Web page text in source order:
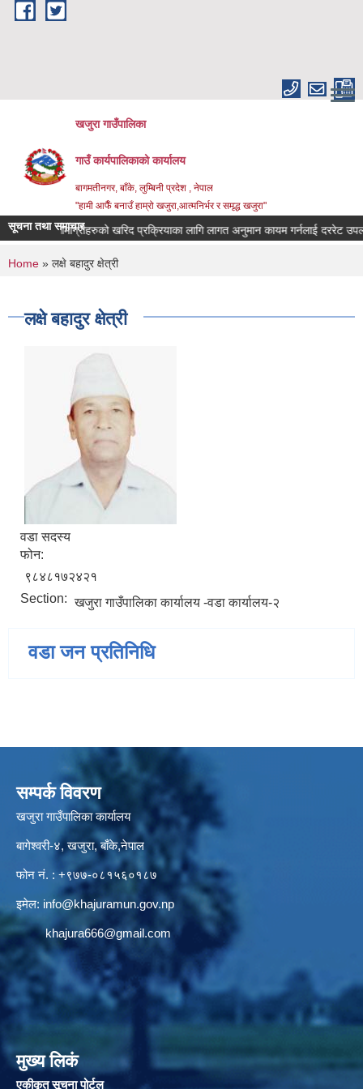
Skip to main content
खजुरा गाउँपालिका
गाउँ कार्यपालिकाको कार्यालय
बागमतीनगर, बाँके, लुम्बिनी प्रदेश , नेपाल
"हामी आफैँ बनाउँ हाम्रो खजुरा,आत्मनिर्भर र समृद्ध खजुरा"
सूचना तथा समाचार
सामाग्रीहरुको खरिद प्रक्रियाका लागि लागत अनुमान कायम गर्नलाई दररेट
You are here
Home » लक्षे बहादुर क्षेत्री
लक्षे बहादुर क्षेत्री
वडा सदस्य
फोन:
९८४८१७२४२१
Section: खजुरा गाउँपालिका कार्यालय -वडा कार्यालय-२
वडा जन प्रतिनिधि
सम्पर्क विवरण
खजुरा गाउँपालिका कार्यालय
बागेश्वरी-४, खजुरा, बाँके,नेपाल
फोन नं. : +९७७-०८१५६०१८७
इमेल: info@khajuramun.gov.np
khajura666@gmail.com
मुख्य लिकं
एकीकृत सूचना पोर्टल